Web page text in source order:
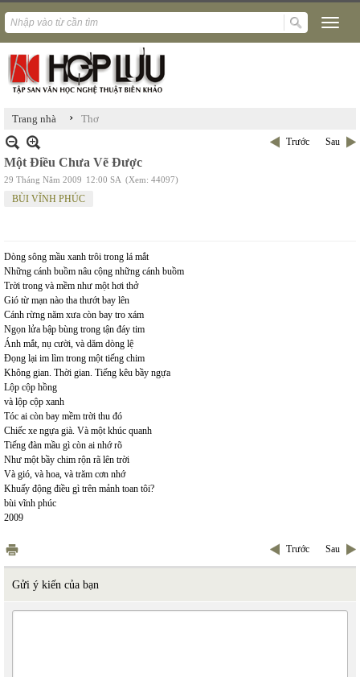
Trang nhà › Thơ
Trước Sau
Một Điều Chưa Vẽ Được
29 Tháng Năm 2009 12:00 SA (Xem: 44097)
BÙI VĨNH PHÚC
Dòng sông mầu xanh trôi trong lá mắt
Những cánh buồm nâu cộng những cánh buồm
Trời trong và mềm như một hơi thở
Gió từ mạn nào tha thướt bay lên
Cánh rừng năm xưa còn bay tro xám
Ngọn lửa bập bùng trong tận đáy tim
Ánh mắt, nụ cười, và dăm dòng lệ
Đọng lại im lìm trong một tiếng chim
Không gian. Thời gian. Tiếng kêu bầy ngựa
Lộp cộp hồng
và lộp cộp xanh
Tóc ai còn bay mềm trời thu đó
Chiếc xe ngựa già. Và một khúc quanh
Tiếng đàn mầu gì còn ai nhớ rõ
Như một bầy chim rộn rã lên trời
Và gió, và hoa, và trăm cơn nhớ
Khuấy động điều gì trên mảnh toan tôi?
bùi vĩnh phúc
2009
Trước Sau
Gửi ý kiến của bạn